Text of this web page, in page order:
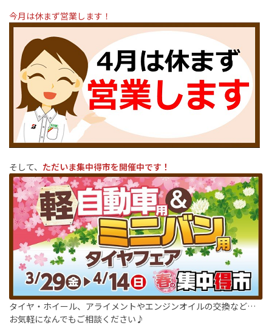
今月は休まず営業します！
そして、 ただいま集中得市を開催中です！
タイヤ・ホイール、アライメントやエンジンオイルの交換など…
お気軽になんでもご相談ください♪